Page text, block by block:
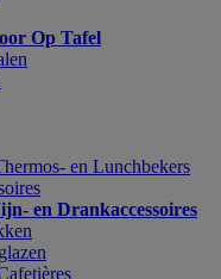
Op Tafel
en Lunchbekers
en Drankaccessoires